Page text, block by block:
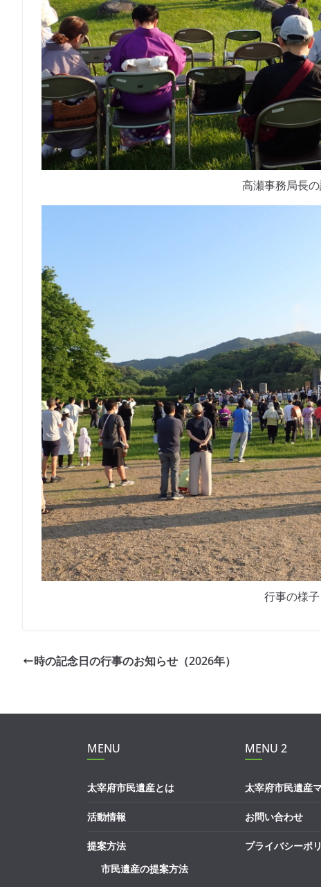
高瀬事務局長
行事の様子
時の記念日の行事のお知らせ（2026年）
MENU
太宰府市民遺産とは
活動情報
提案方法
市民遺産の提案方法
MENU 2
太宰府市民遺産
お問い合わせ
プライバシーポ